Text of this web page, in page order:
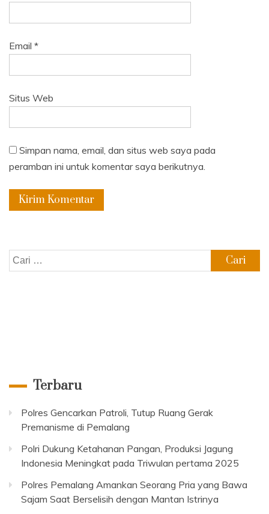
Email *
Situs Web
Simpan nama, email, dan situs web saya pada
peramban ini untuk komentar saya berikutnya.
Cari
untuk:
Terbaru
Polres Gencarkan Patroli, Tutup Ruang Gerak
Premanisme di Pemalang
Polri Dukung Ketahanan Pangan, Produksi Jagung
Indonesia Meningkat pada Triwulan pertama 2025
Polres Pemalang Amankan Seorang Pria yang Bawa
Sajam Saat Berselisih dengan Mantan Istrinya